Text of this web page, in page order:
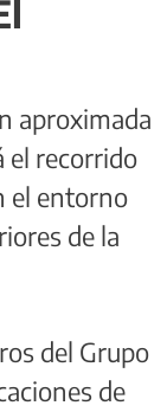
aproximada
el recorrido
el entorno
de la
del Grupo
de